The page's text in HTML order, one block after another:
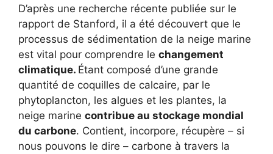
D’après une recherche récente publiée sur le
rapport de Stanford, il a été découvert que le
processus de sédimentation de la neige marine
est vital pour comprendre le changement
climatique. Étant composé d’une grande
quantité de coquilles de calcaire, par le
phytoplancton, les algues et les plantes, la
neige marine contribue au stockage mondial
du carbone. Contient, incorpore, récupère – si
nous pouvons le dire – carbone à travers la